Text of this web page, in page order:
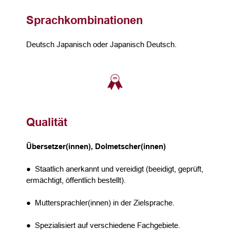
Sprachkombinationen
Deutsch Japanisch oder Japanisch Deutsch.
Qualität
Übersetzer(innen), Dolmetscher(innen)
● Staatlich anerkannt und vereidigt (beeidigt, geprüft,
ermächtigt, öffentlich bestellt).
● Muttersprachler(innen) in der Zielsprache.
● Spezialisiert auf verschiedene Fachgebiete.